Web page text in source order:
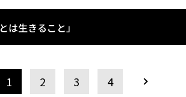
は生きること」
1 2 3 4